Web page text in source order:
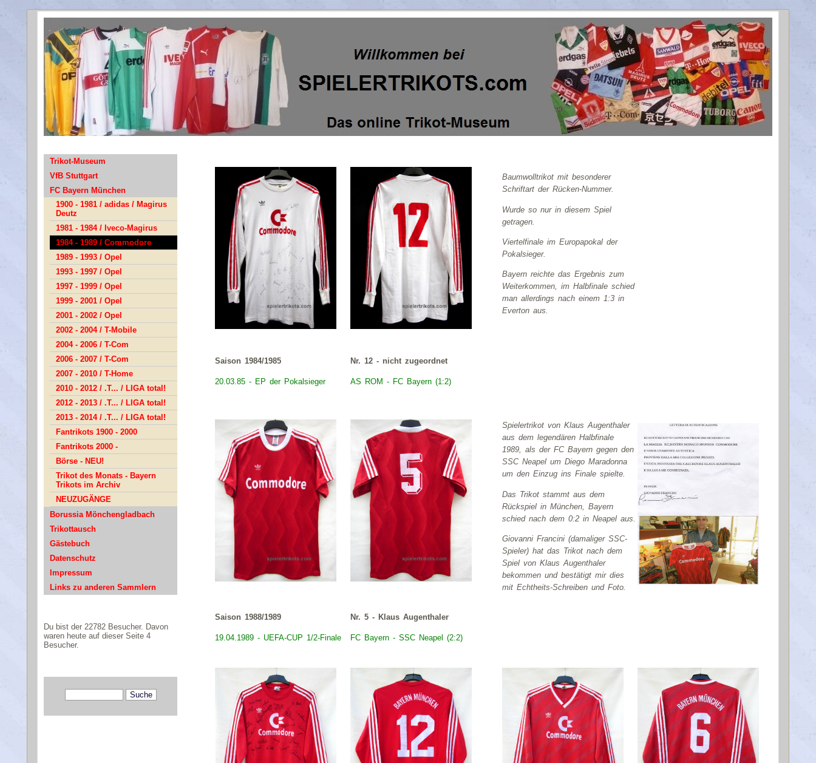
Trikot-Museum
VfB Stuttgart
FC Bayern München
1900 - 1981 / adidas / Magirus
Deutz
1981 - 1984 / Iveco-Magirus
1984 - 1989 / Commodore
1989 - 1993 / Opel
1993 - 1997 / Opel
1997 - 1999 / Opel
1999 - 2001 / Opel
2001 - 2002 / Opel
2002 - 2004 / T-Mobile
2004 - 2006 / T-Com
2006 - 2007 / T-Com
2007 - 2010 / T-Home
2010 - 2012 / .T... / LIGA total!
2012 - 2013 / .T... / LIGA total!
2013 - 2014 / .T... / LIGA total!
Fantrikots 1900 - 2000
Fantrikots 2000 -
Börse - NEU!
Trikot des Monats - Bayern
Trikots im Archiv
NEUZUGÄNGE
Borussia Mönchengladbach
Trikottausch
Gästebuch
Datenschutz
Impressum
Links zu anderen Sammlern
Du bist der 22782 Besucher. Davon
waren heute auf dieser Seite 4
Besucher.
Baumwolltrikot mit besonderer
Schriftart der Rücken-Nummer.
Wurde so nur in diesem Spiel
getragen.
Viertelfinale im Europapokal der
Pokalsieger.
Bayern reichte das Ergebnis zum
Weiterkommen, im Halbfinale schied
man allerdings nach einem 1:3 in
Everton aus.
Saison 1984/1985
20.03.85 - EP der Pokalsieger
Nr. 12 - nicht zugeordnet
AS ROM - FC Bayern (1:2)
Spielertrikot von Klaus Augenthaler
aus dem legendären Halbfinale
1989, als der FC Bayern gegen den
SSC Neapel um Diego Maradonna
um den Einzug ins Finale spielte.
Das Trikot stammt aus dem
Rückspiel in München, Bayern
schied nach dem 0:2 in Neapel aus.
Giovanni Francini (damaliger SSC-
Spieler) hat das Trikot nach dem
Spiel von Klaus Augenthaler
bekommen und bestätigt mir dies
mit Echtheits-Schreiben und Foto.
Saison 1988/1989
19.04.1989 - UEFA-CUP 1/2-Finale
Nr. 5 - Klaus Augenthaler
FC Bayern - SSC Neapel (2:2)